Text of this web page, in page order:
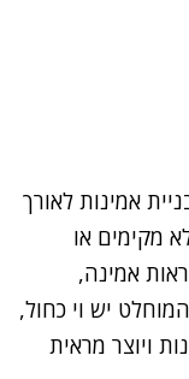
אמינות לאורך
מקימים או
אמינה,
יש וי כחול,
ויוצר מראית